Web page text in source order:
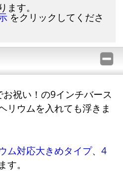
ます。
をクリックしてくださ
祝い！の9インチバース
リウムを入れても浮きま
ム対応大きめタイプ、4
す。